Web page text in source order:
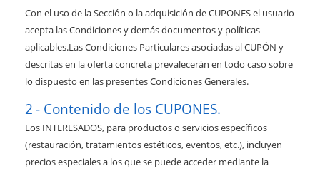
Con el uso de la Sección o la adquisición de CUPONES el usuario
acepta las Condiciones y demás documentos y políticas
aplicables.Las Condiciones Particulares asociadas al CUPÓN y
descritas en la oferta concreta prevalecerán en todo caso sobre
lo dispuesto en las presentes Condiciones Generales.
Contenido de los CUPONES.
Los INTERESADOS, para productos o servicios específicos
(restauración, tratamientos estéticos, eventos, etc.), incluyen
precios especiales a los que se puede acceder mediante la